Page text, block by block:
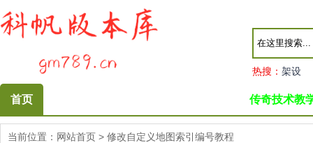
热搜： 架设
首页 传奇技术教
当前位置： 网站首页 > 修改自定义地图索引编号教程